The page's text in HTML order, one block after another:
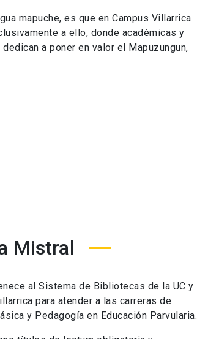
mapuche, es que en Campus Villarrica
a ello, donde académicas y
a poner en valor el Mapuzungun,
Mistral
al Sistema de Bibliotecas de la UC y
para atender a las carreras de
y Pedagogía en Educación Parvularia.